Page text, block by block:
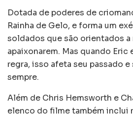
Dotada de poderes de
Rainha de Gelo, e forma um
soldados que são orientados a
apaixonarem. Mas quando Eric
regra, isso afeta seu passado
sempre.
Além de Chris Hemsworth e
elenco do filme também inclui